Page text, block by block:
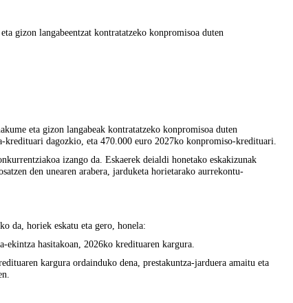
gizon langabeentzat kontratatzeko konpromisoa duten
eta gizon langabeak kontratatzeko konpromisoa duten
dagozkio, eta 470.000 euro 2027ko konpromiso-kredituari.
izango da. Eskaerek deialdi honetako eskakizunak
den unearen arabera, jarduketa horietarako aurrekontu-
da, horiek eskatu eta gero, honela:
ekintza hasitakoan, 2026ko kredituaren kargura.
kargura ordainduko dena, prestakuntza-jarduera amaitu eta